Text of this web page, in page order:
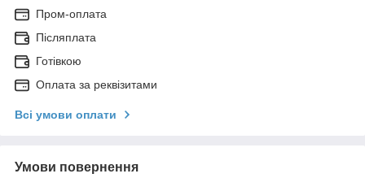
Пром-оплата
Післяплата
Готівкою
Оплата за реквізитами
Всі умови оплати
Умови повернення